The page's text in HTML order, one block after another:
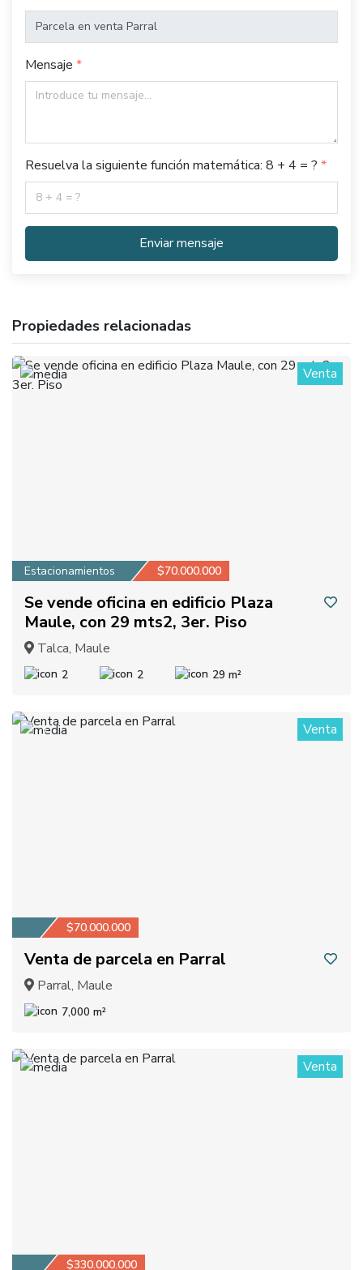
Mensaje
Resuelva la siguiente función matemática: 8 + 4 = ?
Enviar mensaje
Propiedades relacionadas
1 Venta
Estacionamientos $70.000.000
Se vende oficina en edificio Plaza
Maule, con 29 mts2, 3er. Piso
Talca, Maule
2 2 29 m²
2 Venta
$70.000.000
Venta de parcela en Parral
Parral, Maule
7,000 m²
1 Venta
$330.000.000